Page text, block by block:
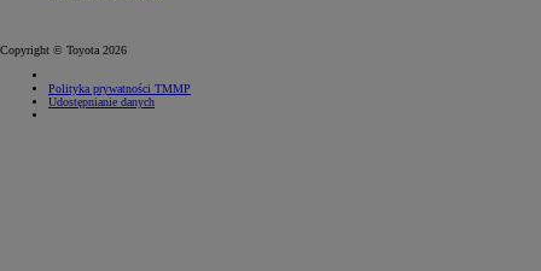
Copyright © Toyota 2026
Polityka prywatności TMMP
Udostępnianie danych